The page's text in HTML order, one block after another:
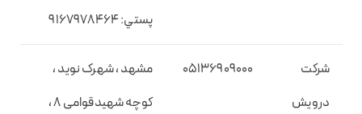
پستي: 9167978464
شرکت
درویش
05136909000
مشهد ، شهرک نوید ،
کوچه شهیدقوامی 8 ،